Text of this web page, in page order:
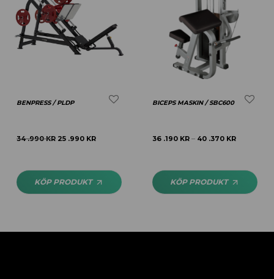
BENPRESS / PLDP
34 .990KR 25 .990 KR
KÖP PRODUKT
BICEPS MASKIN / SBC600
36 .190 KR – 40 .370 KR
KÖP PRODUKT